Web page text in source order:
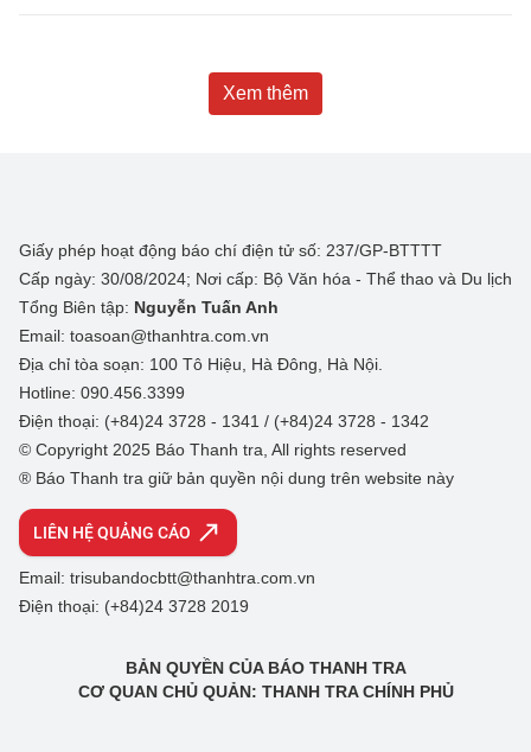
Xem thêm
Giấy phép hoạt động báo chí điện tử số: 237/GP-BTTTT
Cấp ngày: 30/08/2024; Nơi cấp: Bộ Văn hóa - Thể thao và Du lịch
Tổng Biên tập: Nguyễn Tuấn Anh
Email: toasoan@thanhtra.com.vn
Địa chỉ tòa soạn: 100 Tô Hiệu, Hà Đông, Hà Nội.
Hotline: 090.456.3399
Điện thoại: (+84)24 3728 - 1341 / (+84)24 3728 - 1342
© Copyright 2025 Báo Thanh tra, All rights reserved
® Báo Thanh tra giữ bản quyền nội dung trên website này
LIÊN HỆ QUẢNG CÁO
Email: trisubandocbtt@thanhtra.com.vn
Điện thoại: (+84)24 3728 2019
BẢN QUYỀN CỦA BÁO THANH TRA
CƠ QUAN CHỦ QUẢN: THANH TRA CHÍNH PHỦ